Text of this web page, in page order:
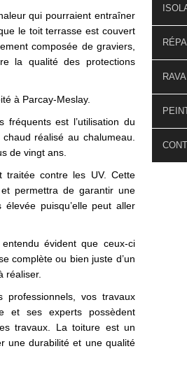
qui pourraient entraîner
le toit terrasse est couvert
composée de graviers,
la qualité des protections
à Parcay-Meslay.
fréquents est l’utilisation du
réalisé au chalumeau.
de vingt ans.
traitée contre les UV. Cette
permettra de garantir une
puisqu’elle peut aller
évident que ceux-ci
complète ou bien juste d’un
réaliser.
vos travaux
et ses experts possèdent
travaux. La toiture est un
une durabilité et une qualité